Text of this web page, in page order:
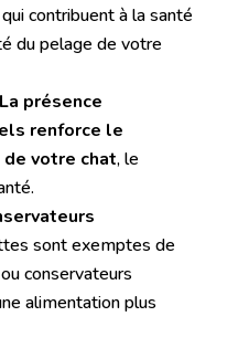
contribuent à la santé
du pelage de votre
La présence
renforce le
votre chat, le
sont exemptes de
conservateurs
alimentation plus